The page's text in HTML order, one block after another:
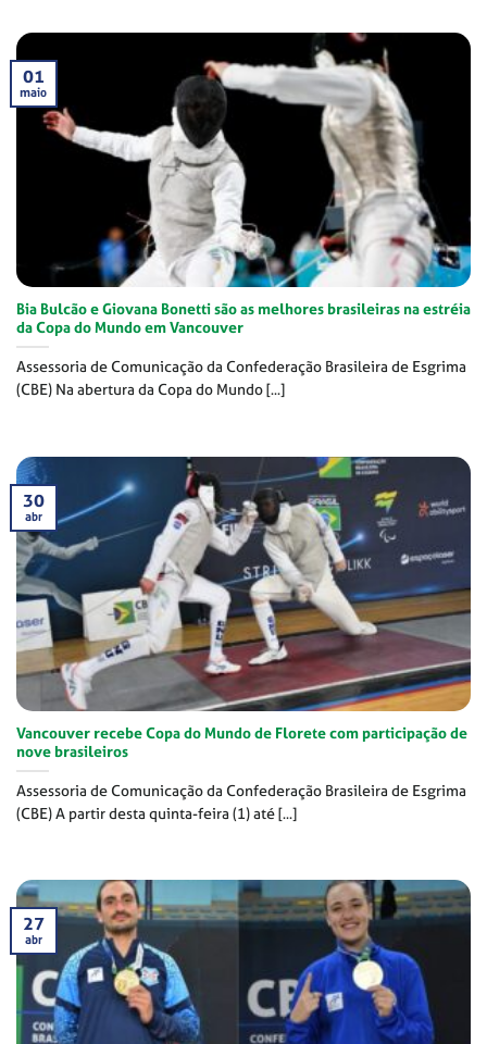
Bia Bulcão e Giovana Bonetti são as melhores brasileiras na estréia
da Copa do Mundo em Vancouver
Assessoria de Comunicação da Confederação Brasileira de Esgrima
(CBE) Na abertura da Copa do Mundo [...]
01
maio
Vancouver recebe Copa do Mundo de Florete com participação de
nove brasileiros
Assessoria de Comunicação da Confederação Brasileira de Esgrima
(CBE) A partir desta quinta-feira (1) até [...]
30
abr
27
abr